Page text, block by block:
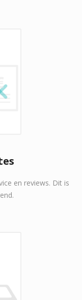
en reviews. Dit is